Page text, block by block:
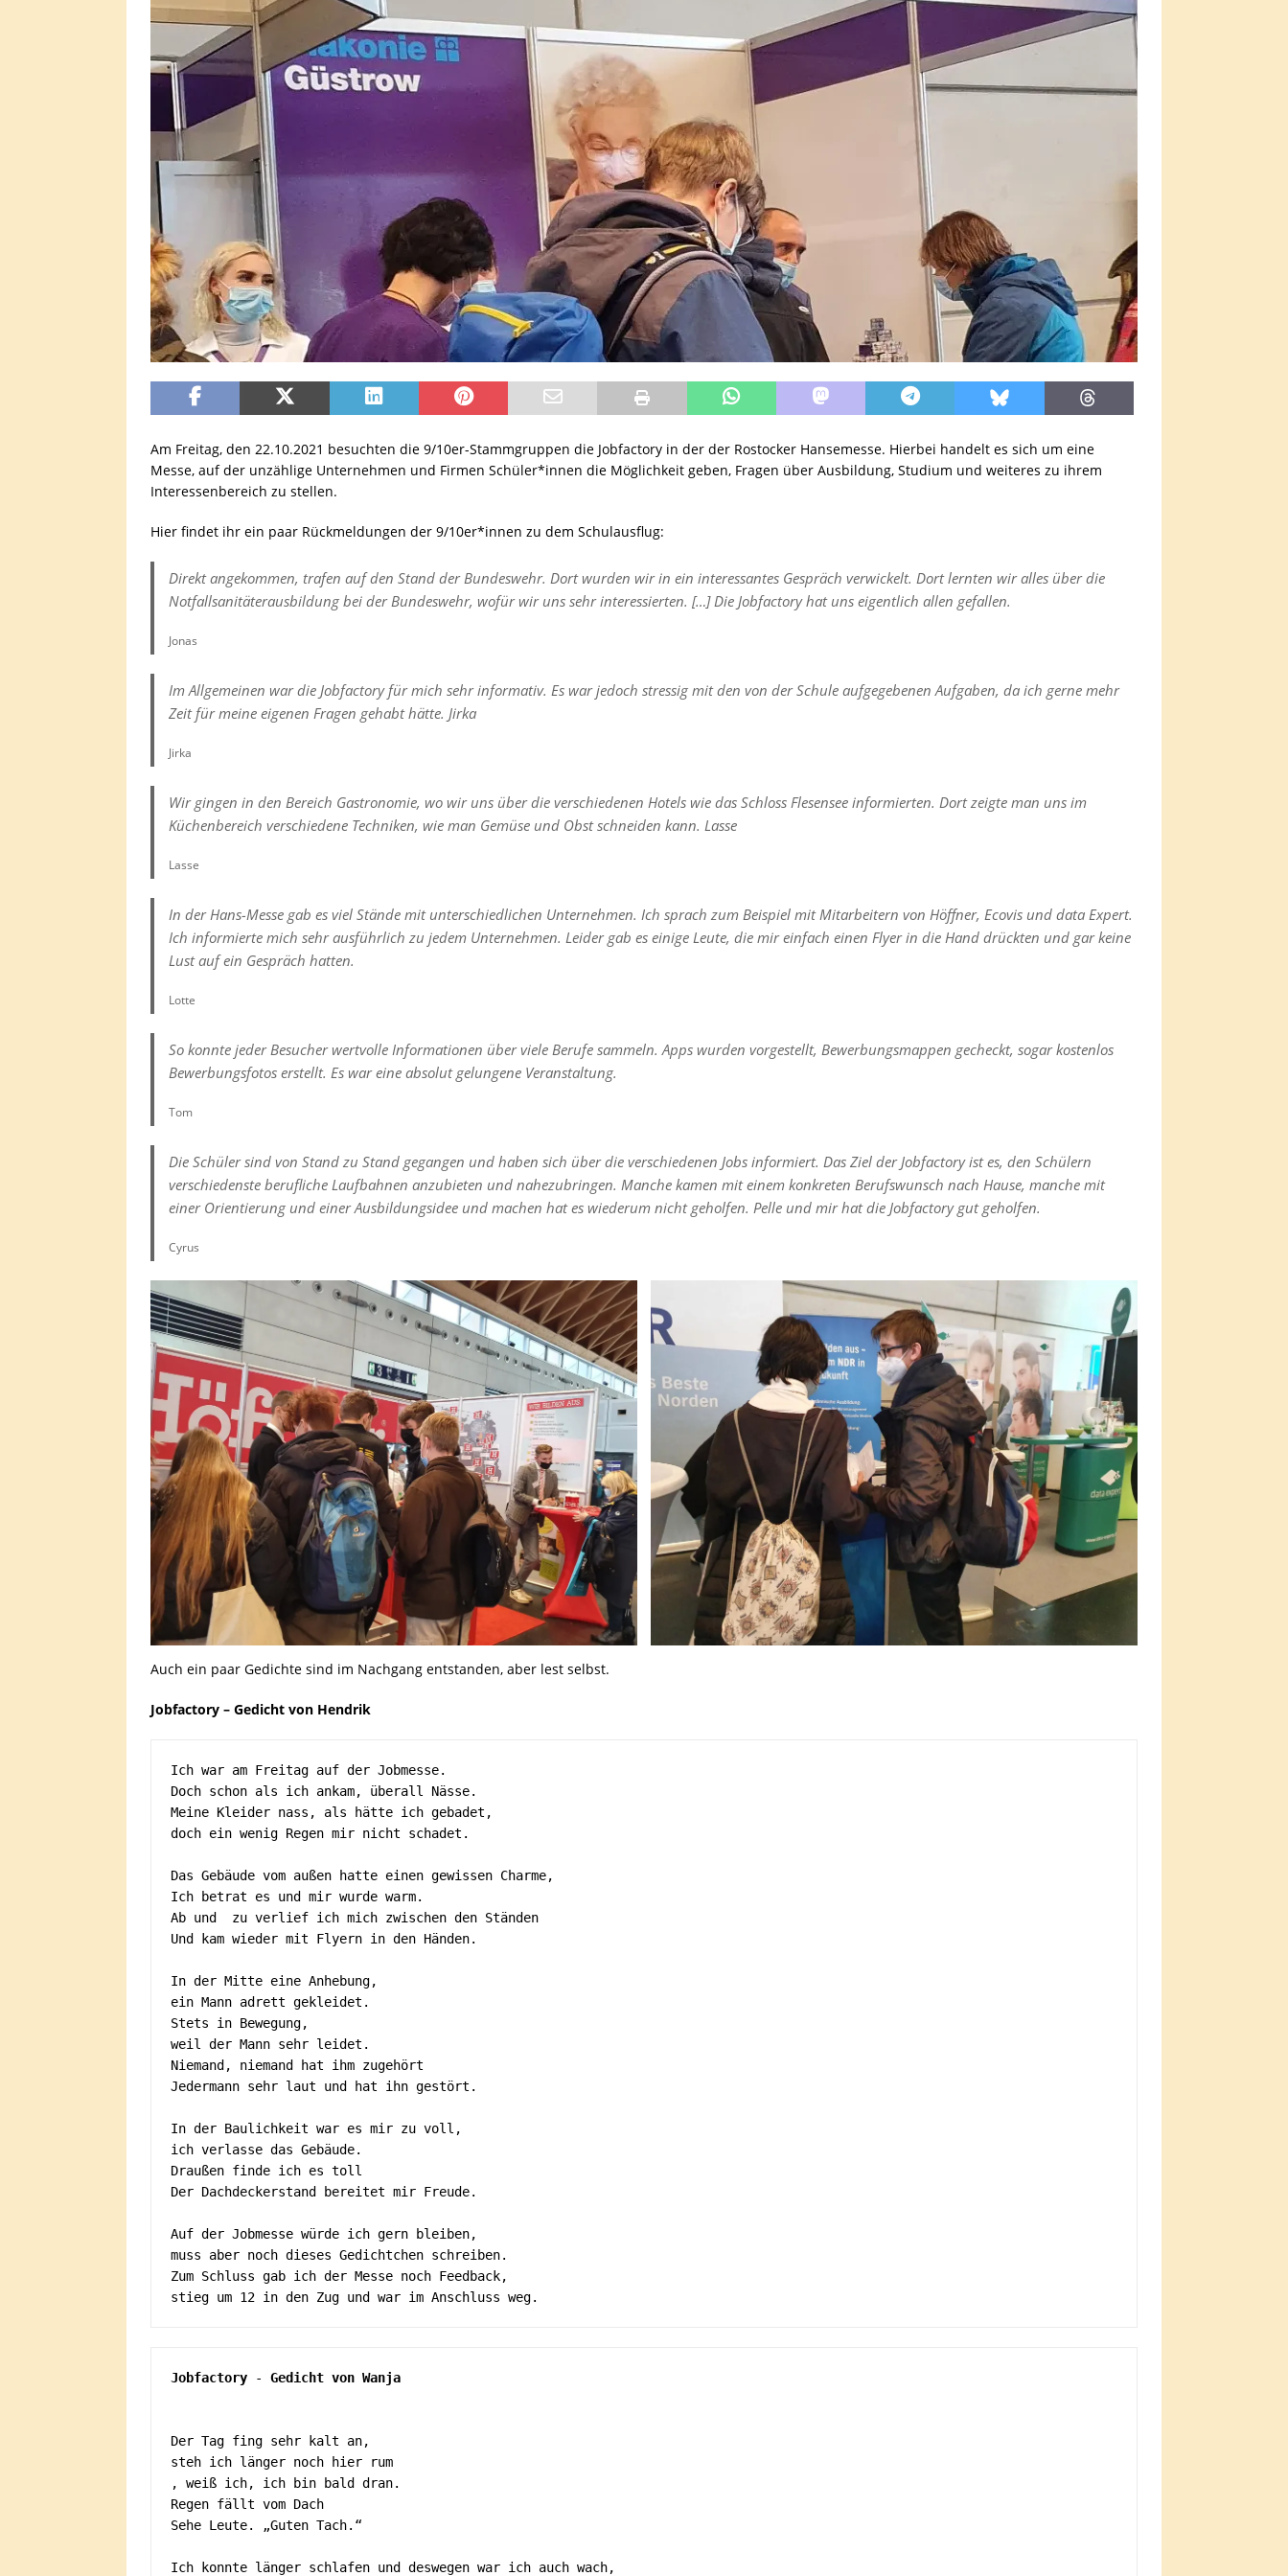
Am Freitag, den 22.10.2021 besuchten die 9/10er-Stammgruppen die Jobfactory in der der Rostocker Hansemesse. Hierbei handelt es sich um eine
Messe, auf der unzählige Unternehmen und Firmen Schüler*innen die Möglichkeit geben, Fragen über Ausbildung, Studium und weiteres zu ihrem
Interessenbereich zu stellen.
Hier findet ihr ein paar Rückmeldungen der 9/10er*innen zu dem Schulausflug:
Direkt angekommen, trafen auf den Stand der Bundeswehr. Dort wurden wir in ein interessantes Gespräch verwickelt. Dort lernten wir alles über die
Notfallsanitäterausbildung bei der Bundeswehr, wofür wir uns sehr interessierten. […] Die Jobfactory hat uns eigentlich allen gefallen.
Jonas
Im Allgemeinen war die Jobfactory für mich sehr informativ. Es war jedoch stressig mit den von der Schule aufgegebenen Aufgaben, da ich gerne mehr
Zeit für meine eigenen Fragen gehabt hätte. Jirka
Jirka
Wir gingen in den Bereich Gastronomie, wo wir uns über die verschiedenen Hotels wie das Schloss Flesensee informierten. Dort zeigte man uns im
Küchenbereich verschiedene Techniken, wie man Gemüse und Obst schneiden kann. Lasse
Lasse
In der Hans-Messe gab es viel Stände mit unterschiedlichen Unternehmen. Ich sprach zum Beispiel mit Mitarbeitern von Höffner, Ecovis und data Expert.
Ich informierte mich sehr ausführlich zu jedem Unternehmen. Leider gab es einige Leute, die mir einfach einen Flyer in die Hand drückten und gar keine
Lust auf ein Gespräch hatten.
Lotte
So konnte jeder Besucher wertvolle Informationen über viele Berufe sammeln. Apps wurden vorgestellt, Bewerbungsmappen gecheckt, sogar kostenlos
Bewerbungsfotos erstellt. Es war eine absolut gelungene Veranstaltung.
Tom
Die Schüler sind von Stand zu Stand gegangen und haben sich über die verschiedenen Jobs informiert. Das Ziel der Jobfactory ist es, den Schülern
verschiedenste berufliche Laufbahnen anzubieten und nahezubringen. Manche kamen mit einem konkreten Berufswunsch nach Hause, manche mit
einer Orientierung und einer Ausbildungsidee und machen hat es wiederum nicht geholfen. Pelle und mir hat die Jobfactory gut geholfen.
Cyrus
Auch ein paar Gedichte sind im Nachgang entstanden, aber lest selbst.
Jobfactory – Gedicht von Hendrik
Ich war am Freitag auf der Jobmesse.
Doch schon als ich ankam, überall Nässe.
Meine Kleider nass, als hätte ich gebadet,
doch ein wenig Regen mir nicht schadet.
Das Gebäude vom außen hatte einen gewissen Charme,
Ich betrat es und mir wurde warm.
Ab und  zu verlief ich mich zwischen den Ständen
Und kam wieder mit Flyern in den Händen.
In der Mitte eine Anhebung,
ein Mann adrett gekleidet.
Stets in Bewegung,
weil der Mann sehr leidet.
Niemand, niemand hat ihm zugehört
Jedermann sehr laut und hat ihn gestört.
In der Baulichkeit war es mir zu voll,
ich verlasse das Gebäude.
Draußen finde ich es toll
Der Dachdeckerstand bereitet mir Freude.
Auf der Jobmesse würde ich gern bleiben,
muss aber noch dieses Gedichtchen schreiben.
Zum Schluss gab ich der Messe noch Feedback,
Jobfactory - Gedicht von Wanja
Der Tag fing sehr kalt an,
steh ich länger noch hier rum
, weiß ich, ich bin bald dran.
Regen fällt vom Dach
Sehe Leute. „Guten Tach.“
Ich konnte länger schlafen und deswegen war ich auch wach,